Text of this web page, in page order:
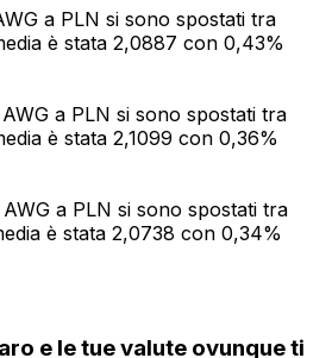
a PLN si sono spostati tra
è stata 2,0887 con 0,43%
a PLN si sono spostati tra
è stata 2,1099 con 0,36%
a PLN si sono spostati tra
è stata 2,0738 con 0,34%
e le tue valute ovunque ti